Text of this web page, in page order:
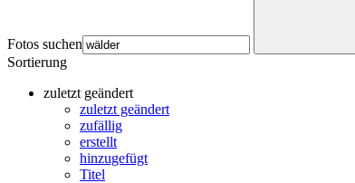
Fotos suchen
Sortierung
zuletzt geändert
zuletzt geändert
zufällig
erstellt
hinzugefügt
Titel